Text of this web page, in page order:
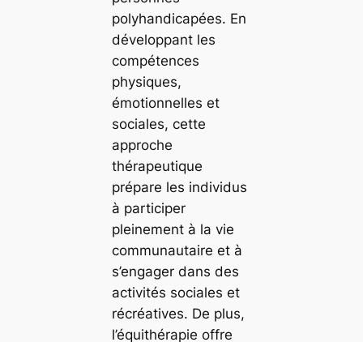
polyhandicapées. En
développant les
compétences
physiques,
émotionnelles et
sociales, cette
approche
thérapeutique
prépare les individus
à participer
pleinement à la vie
communautaire et à
s’engager dans des
activités sociales et
récréatives. De plus,
l’équithérapie offre